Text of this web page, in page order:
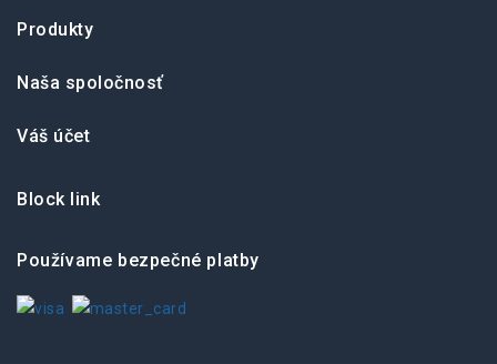
Produkty
Naša spoločnosť
Váš účet
Block link
Používame bezpečné platby